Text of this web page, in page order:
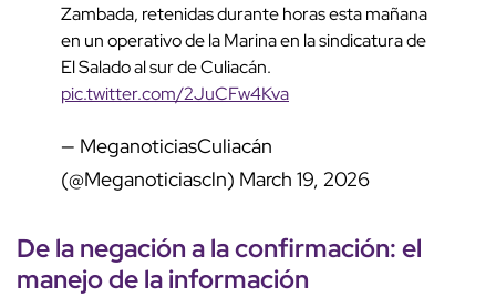
Zambada, retenidas durante horas esta mañana
en un operativo de la Marina en la sindicatura de
El Salado al sur de Culiacán.
pic.twitter.com/2JuCFw4Kva
— MeganoticiasCuliacán
(@Meganoticiascln) March 19, 2026
De la negación a la confirmación: el
manejo de la información